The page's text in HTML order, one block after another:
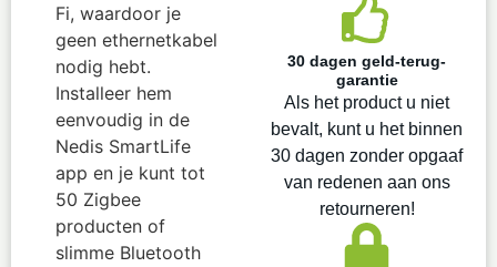
Fi, waardoor je
geen ethernetkabel
nodig hebt.
Installeer hem
eenvoudig in de
Nedis SmartLife
app en je kunt tot
50 Zigbee
producten of
slimme Bluetooth
30 dagen geld-terug-
garantie
Als het product u niet
bevalt, kunt u het binnen
30 dagen zonder opgaaf
van redenen aan ons
retourneren!